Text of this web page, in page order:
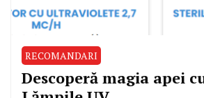
RECOMANDARI
Descoperă magia apei